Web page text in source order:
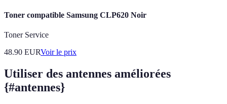
Toner compatible Samsung CLP620 Noir
Toner Service
48.90 EURVoir le prix
Utiliser des antennes améliorées
{#antennes}